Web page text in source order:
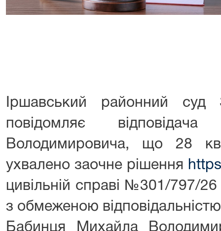
Іршавський районний суд
повідомляє
Володимировича, що 28
ухвалено заочне рішення
цивільній справі №301/797/
з обмеженою
Бабинця Михайла